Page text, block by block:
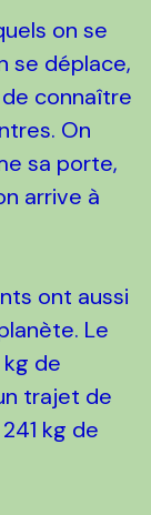
on se
se déplace,
connaître
On
sa porte,
arrive à
ont aussi
Le
de
trajet de
kg de